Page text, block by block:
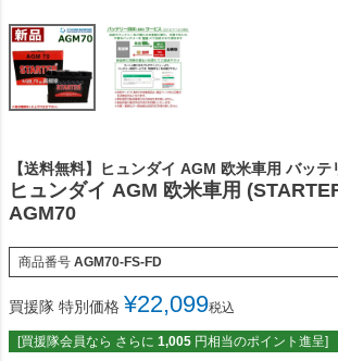
【送料無料】ヒュンダイ AGM 欧米車用 バッテ
ヒュンダイ AGM 欧米車用
AGM70
商品番号 AGM70-FS-FD
買援隊 特別価格 ¥22,099税込
[買援隊会員なら さらに 1,005 円相当のポイント進呈]